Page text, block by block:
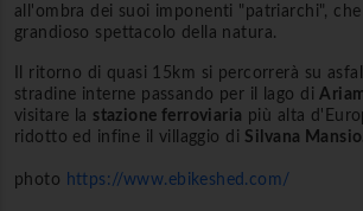
all'ombra dei suoi imponenti "patriarchi",
grandioso spettacolo della natura.
Il ritorno di quasi 15km si percorrerà su
stradine interne passando per il lago di
visitare la stazione ferroviaria più alta
ridotto ed infine il villaggio di Silvana Mansio.
photo https://www.ebikeshed.com/